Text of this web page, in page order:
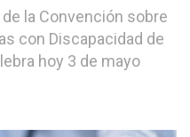
la Convención sobre
con Discapacidad de
hoy 3 de mayo